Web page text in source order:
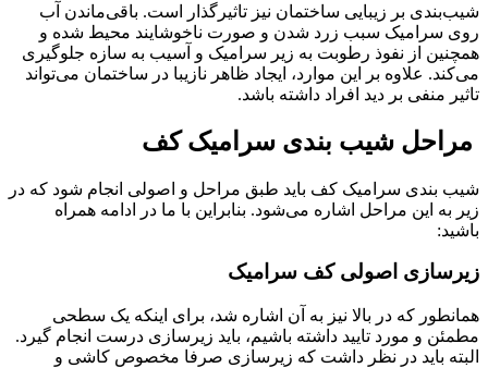
شیب‌بندی بر زیبایی ساختمان نیز تاثیرگذار است. باقی‌ماندن آب
روی سرامیک سبب زرد شدن و صورت ناخوشایند محیط شده و
همچنین از نفوذ رطوبت به زیر سرامیک و آسیب به سازه جلوگیری
می‌کند. علاوه بر این موارد، ایجاد ظاهر نازیبا در ساختمان می‌تواند
تاثیر منفی بر دید افراد داشته باشد.
مراحل شیب بندی سرامیک کف
شیب بندی سرامیک کف باید طبق مراحل و اصولی انجام شود که در
زیر به این مراحل اشاره می‌شود. بنابراین با ما در ادامه همراه
باشید:
زیرسازی اصولی کف سرامیک
همانطور که در بالا نیز به آن اشاره شد، برای اینکه یک سطحی
مطمئن و مورد تایید داشته باشیم، باید زیرسازی درست انجام گیرد.
البته باید در نظر داشت که زیرسازی صرفا مخصوص کاشی و